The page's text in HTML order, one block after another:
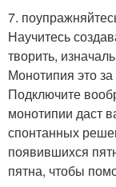
7.
Научитесь
творить,
Монотипия это
Подключите
монотипии даст
спонтанных
появившихся
пятна, чтобы